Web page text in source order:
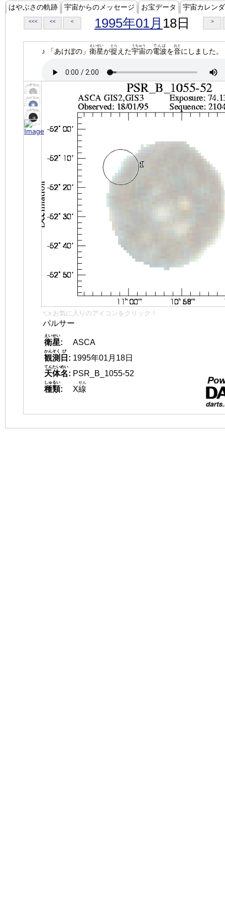
はやぶさの軌跡 宇宙からのメッセージ お宝データ 宇宙カレン
<<< << < 1995年01月 18日 >
♪ 「あけぼの」 衛星
えいせい
が捉
とら
えた宇宙
うちゅう
の電波
でんぱ
を音
おと
にしました。
👈 お気に入りのアイコンをクリック！
パルサー
衛星
えいせい
:
ASCA
観測
かんそく
日
び
: 1995年01月18日
天体名
てんたいめい
: PSR_B_1055-52
種類
しゅるい
: X線
せん